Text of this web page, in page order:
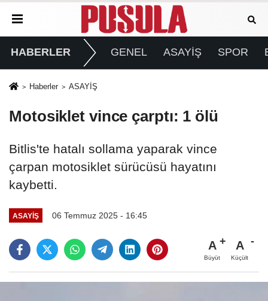
HABERLER GENEL ASAYİŞ SPOR
Haberler ASAYİŞ
Motosiklet vince çarptı: 1 ölü
Bitlis'te hatalı sollama yaparak vince
çarpan motosiklet sürücüsü hayatını
kaybetti.
ASAYİŞ 06 Temmuz 2025 - 16:45
A
Büyüt
A
Küçült